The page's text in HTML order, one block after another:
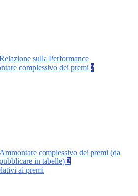
Relazione sulla Performance
complessivo dei premi 2
Ammontare complessivo dei premi (da
pubblicare in tabelle) 2
ai premi